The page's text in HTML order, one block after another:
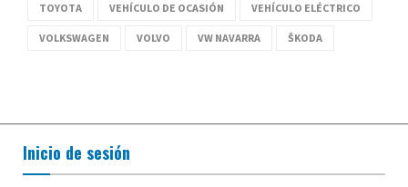
TOYOTA VEHÍCULO DE OCASIÓN VEHÍCULO ELÉCTRICO
VOLKSWAGEN VOLVO VW NAVARRA ŠKODA
Inicio de sesión